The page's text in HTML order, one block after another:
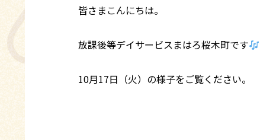
皆さまこんにちは。
放課後等デイサービスまはろ桜木町です
10月17日（火）の様子をご覧ください。